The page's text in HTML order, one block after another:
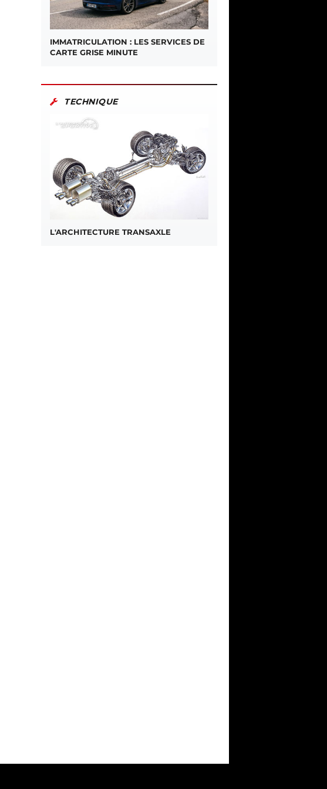
IMMATRICULATION : LES SERVICES DE
CARTE GRISE MINUTE
TECHNIQUE
L'ARCHITECTURE TRANSAXLE